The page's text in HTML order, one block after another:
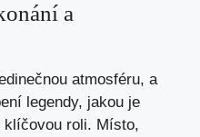
a
atmosféru, a
legendy, jakou je
klíčovou roli. Místo,